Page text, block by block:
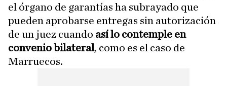
el órgano de garantías ha subrayado que
pueden aprobarse entregas sin autorización
de un juez cuando así lo contemple en
convenio bilateral, como es el caso de
Marruecos.